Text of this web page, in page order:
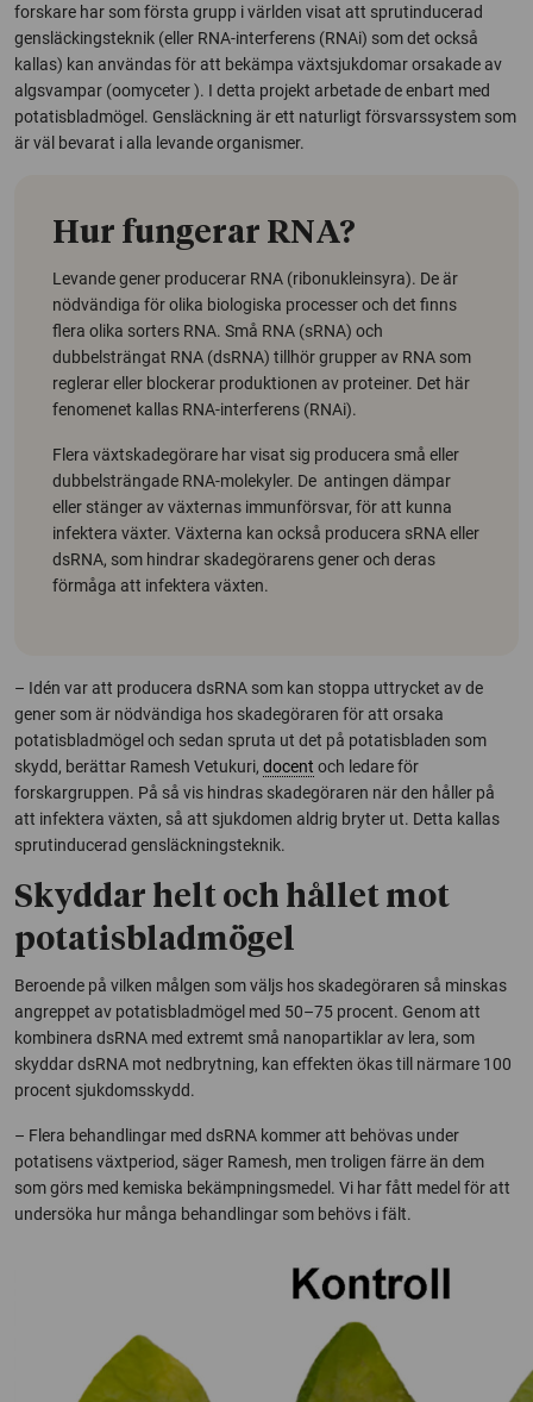
forskare har som första grupp i världen visat att sprutinducerad
gensläckingsteknik (eller RNA-interferens (RNAi) som det också
kallas) kan användas för att bekämpa växtsjukdomar orsakade av
algsvampar (oomyceter ). I detta projekt arbetade de enbart med
potatisbladmögel. Gensläckning är ett naturligt försvarssystem som
är väl bevarat i alla levande organismer.
Hur fungerar RNA?
Levande gener producerar RNA (ribonukleinsyra). De är
nödvändiga för olika biologiska processer och det finns
flera olika sorters RNA. Små RNA (sRNA) och
dubbelsträngat RNA (dsRNA) tillhör grupper av RNA som
reglerar eller blockerar produktionen av proteiner. Det här
fenomenet kallas RNA-interferens (RNAi).
Flera växtskadegörare har visat sig producera små eller
dubbelsträngade RNA-molekyler. De antingen dämpar
eller stänger av växternas immunförsvar, för att kunna
infektera växter. Växterna kan också producera sRNA eller
dsRNA, som hindrar skadegörarens gener och deras
förmåga att infektera växten.
– Idén var att producera dsRNA som kan stoppa uttrycket av de
gener som är nödvändiga hos skadegöraren för att orsaka
potatisbladmögel och sedan spruta ut det på potatisbladen som
skydd, berättar Ramesh Vetukuri, docent och ledare för
forskargruppen. På så vis hindras skadegöraren när den håller på
att infektera växten, så att sjukdomen aldrig bryter ut. Detta kallas
sprutinducerad gensläckningsteknik.
Skyddar helt och hållet mot
potatisbladmögel
Beroende på vilken målgen som väljs hos skadegöraren så minskas
angreppet av potatisbladmögel med 50–75 procent. Genom att
kombinera dsRNA med extremt små nanopartiklar av lera, som
skyddar dsRNA mot nedbrytning, kan effekten ökas till närmare 100
procent sjukdomsskydd.
– Flera behandlingar med dsRNA kommer att behövas under
potatisens växtperiod, säger Ramesh, men troligen färre än dem
som görs med kemiska bekämpningsmedel. Vi har fått medel för att
undersöka hur många behandlingar som behövs i fält.